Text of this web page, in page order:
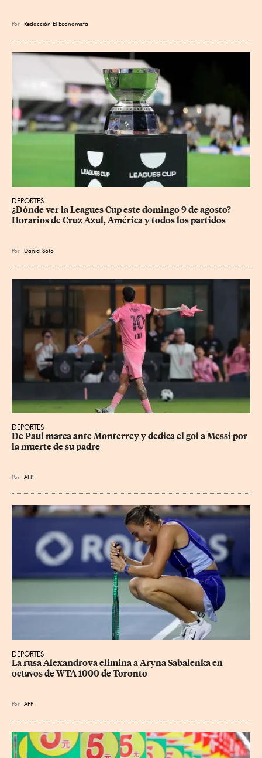
Por Redacción El Economista
DEPORTES
¿Dónde ver la Leagues Cup este domingo 9 de agosto?
Horarios de Cruz Azul, América y todos los partidos
Por Daniel Soto
DEPORTES
De Paul marca ante Monterrey y dedica el gol a Messi por
la muerte de su padre
Por AFP
DEPORTES
La rusa Alexandrova elimina a Aryna Sabalenka en
octavos de WTA 1000 de Toronto
Por AFP